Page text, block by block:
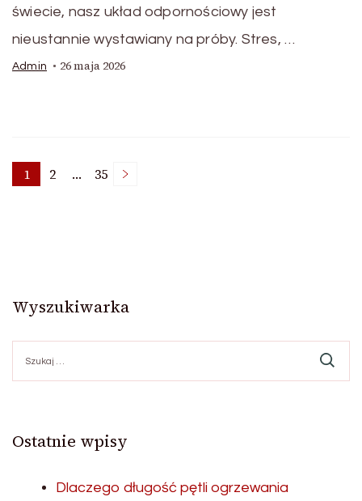
świecie, nasz układ odpornościowy jest
nieustannie wystawiany na próby. Stres, …
Admin 26 maja 2026
Stronicowanie
Strona
1 Strona
2 … Strona
35
Wyszukiwarka
Ostatnie wpisy
Dlaczego długość pętli ogrzewania